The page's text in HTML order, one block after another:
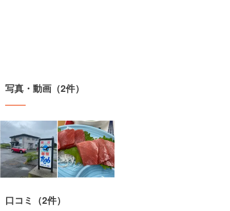
写真・動画（2件）
口コミ（2件）